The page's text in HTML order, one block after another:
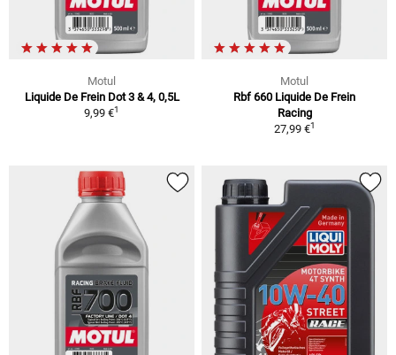
Motul
Liquide De Frein Dot 3 & 4, 0,5L
9,99 €1
Motul
Rbf 660 Liquide De Frein
Racing
27,99 €1